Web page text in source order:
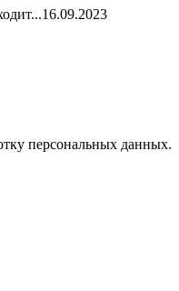
16.09.2023
персональных данных.